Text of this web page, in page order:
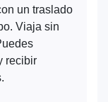
un traslado
Viaja sin
recibir